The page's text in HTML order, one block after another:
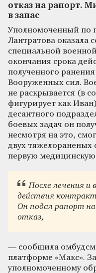
отказ на рапорт.
в запас
Уполномоченный по
Лантратова оказала
специальной
окончания срока
полученного
Вооруженных сил.
не раскрывается (в
фигурирует как
десантного
боевых задач он
несмотря на это,
двух тяжелораненых
первую
После лечения и
действия
Он подал рапорт на
отказ,
— сообщила
платформе «Макс».
уполномоченному